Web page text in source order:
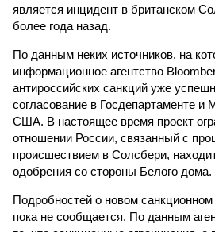
является инцидент в британском
более года назад.
По данным неких источников, на
информационное агентство
антироссийских санкций уже
согласование в Госдепартаменте и
США. В настоящее время проект
отношении России, связанный с
происшествием в Солсбери,
одобрения со стороны Белого дома.
Подробностей о новом санкционном
пока не сообщается. По данным